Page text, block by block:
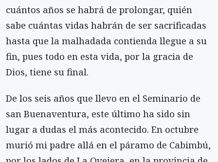
cuántos años se habrá de prolongar, quién
sabe cuántas vidas habrán de ser sacrificadas
hasta que la malhadada contienda llegue a su
fin, pues todo en esta vida, por la gracia de
Dios, tiene su final.
De los seis años que llevo en el Seminario de
san Buenaventura, este último ha sido sin
lugar a dudas el más acontecido. En octubre
murió mi padre allá en el páramo de Cabimbú,